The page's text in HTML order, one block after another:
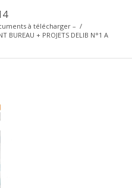
à télécharger – /
BUREAU + PROJETS DELIB N°1 A